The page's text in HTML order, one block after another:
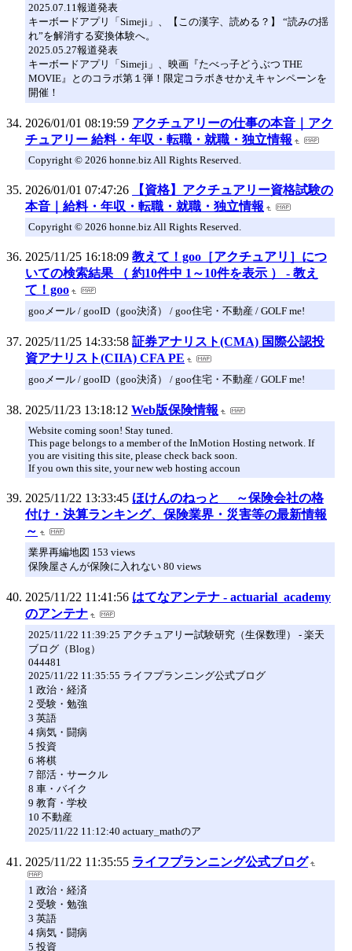
2025.07.11報道発表
キーボードアプリ「Simeji」、【この漢字、読める？】 “読みの揺
れ”を解消する変換体験へ。
2025.05.27報道発表
キーボードアプリ「Simeji」、映画『たべっ子どうぶつ THE
MOVIE』とのコラボ第１弾！限定コラボきせかえキャンペーンを
開催！
2026/01/01 08:19:59 アクチュアリーの仕事の本音｜アク
チュアリー 給料・年収・転職・就職・独立情報
Copyright © 2026 honne.biz All Rights Reserved.
2026/01/01 07:47:26
【資格】アクチュアリー資格試験の
本音｜給料・年収・転職・就職・独立情報
Copyright © 2026 honne.biz All Rights Reserved.
2025/11/25 16:18:09 教えて！goo［アクチュアリ］につ
いての検索結果 （ 約10件中 1～10件を表示 ） - 教え
て！goo
gooメール / gooID（goo決済） / goo住宅・不動産 / GOLF me!
2025/11/25 14:33:58 証券アナリスト(CMA) 国際公認投
資アナリスト(CIIA) CFA PE
gooメール / gooID（goo決済） / goo住宅・不動産 / GOLF me!
2025/11/23 13:18:12 Web版保険情報
Website coming soon! Stay tuned.
This page belongs to a member of the InMotion Hosting network. If
you are visiting this site, please check back soon.
If you own this site, your new web hosting accoun
2025/11/22 13:33:45 ほけんのねっと ～保険会社の格
付け・決算ランキング、保険業界・災害等の最新情報
～
業界再編地図 153 views
保険屋さんが保険に入れない 80 views
2025/11/22 11:41:56 はてなアンテナ - actuarial_academy
のアンテナ
2025/11/22 11:39:25 アクチュアリー試験研究（生保数理） - 楽天
ブログ（Blog）
044481
2025/11/22 11:35:55 ライフプランニング公式ブログ
1 政治・経済
2 受験・勉強
3 英語
4 病気・闘病
5 投資
6 将棋
7 部活・サークル
8 車・バイク
9 教育・学校
10 不動産
2025/11/22 11:12:40 actuary_mathのア
2025/11/22 11:35:55 ライフプランニング公式ブログ
1 政治・経済
2 受験・勉強
3 英語
4 病気・闘病
5 投資